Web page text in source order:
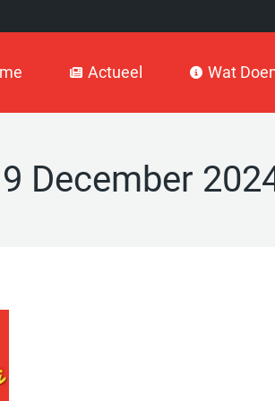
Actueel Wat
9 December